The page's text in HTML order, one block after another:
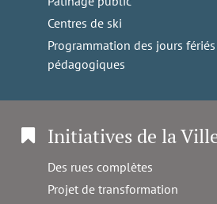
Centres de ski
Programmation des jours
pédagogiques
Initiatives de la
Des rues complètes
Projet de transformation